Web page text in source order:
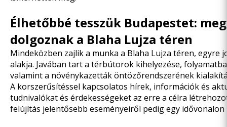
Élhetőbbé tesszük Budapestet:
dolgoznak a Blaha Lujza téren
Mindeközben zajlik a munka a Blaha Lujza téren,
alakja. Javában tart a térbútorok kihelyezése,
valamint a növénykazetták öntözőrendszerének
A korszerűsítéssel kapcsolatos hírek, információk és
tudnivalókat és érdekességeket az erre a célra
felújítás jelentősebb eseményeiről pedigegy idővonalon